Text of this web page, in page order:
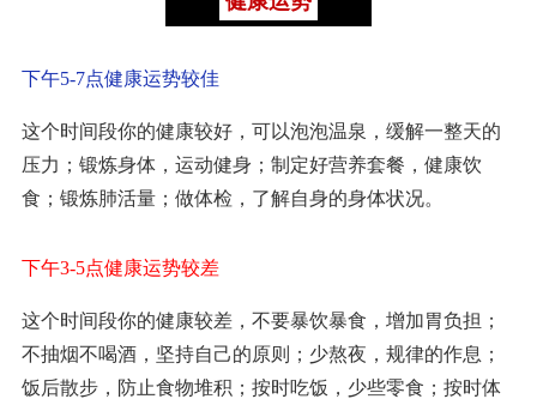
下午5-7点健康运势较佳
这个时间段你的健康较好，可以泡泡温泉，缓解一整天的
压力；锻炼身体，运动健身；制定好营养套餐，健康饮
食；锻炼肺活量；做体检，了解自身的身体状况。
下午3-5点健康运势较差
这个时间段你的健康较差，不要暴饮暴食，增加胃负担；
不抽烟不喝酒，坚持自己的原则；少熬夜，规律的作息；
饭后散步，防止食物堆积；按时吃饭，少些零食；按时体